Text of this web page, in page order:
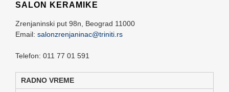
SALON KERAMIKE
Zrenjaninski put 98n, Beograd 11000
Email: salonzrenjaninac@triniti.rs
Telefon: 011 77 01 591
RADNO VREME